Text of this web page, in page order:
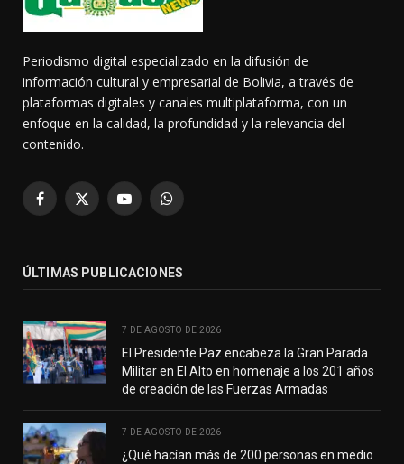
Periodismo digital especializado en la difusión de
información cultural y empresarial de Bolivia, a través de
plataformas digitales y canales multiplataforma, con un
enfoque en la calidad, la profundidad y la relevancia del
contenido.
Facebook
X
YouTubeWhatsApp
ÚLTIMAS PUBLICACIONES
7 DE AGOSTO DE 2026
El Presidente Paz encabeza la Gran Parada
Militar en El Alto en homenaje a los 201 años
de creación de las Fuerzas Armadas
7 DE AGOSTO DE 2026
¿Qué hacían más de 200 personas en medio